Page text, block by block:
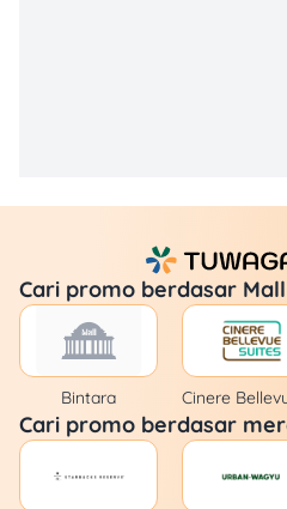
Cari promo berdasar
Bintara Cinere
Cari promo berdasar